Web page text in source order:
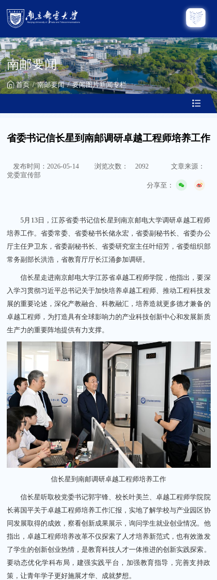
关闭
南邮要闻
首页 南邮要闻 要闻图片新闻专栏
省委书记信长星到南邮调研卓越工程师培养工作
发布时间：2026-05-14 浏览次数： 2092
文章来源：
党委宣传部
分享至：
5月13日，江苏省委书记信长星到南京邮电大学调研卓越工程师
培养工作。省委常委、省委秘书长储永宏，省委副秘书长、省委办公
厅主任尹卫东，省委副秘书长、省委研究室主任叶绍芳，省委组织部
常务副部长洪浩，省教育厅厅长江涌参加调研。
信长星走进南京邮电大学江苏省卓越工程师学院，他指出，要深
入学习贯彻习近平总书记关于加快培养卓越工程师、推动工程科技发
展的重要论述，深化产教融合、科教融汇，培养造就更多德才兼备的
卓越工程师，为打造具有全球影响力的产业科技创新中心和发展新质
生产力的重要阵地提供有力支撑。
信长星到南邮调研卓越工程师培养工作
信长星听取校党委书记郭宇锋、校长叶美兰、卓越工程师学院院
长蒋国平关于卓越工程师培养工作汇报，实地了解学校与产业园区协
同发展取得的成效，察看创新成果展示，询问学生就业创业情况。他
指出，卓越工程师培养改革不仅探索了人才培养新范式，也有效激发
了学生的创新创业热情，是教育科技人才一体推进的创新实践探索。
要动态优化学科布局，建强实践平台，加强教育指导，完善支持政
策，让青年学子更好施展才华、成就梦想。